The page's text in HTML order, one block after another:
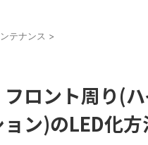
ンテナンス >
フロント周り(
ン)のLED化